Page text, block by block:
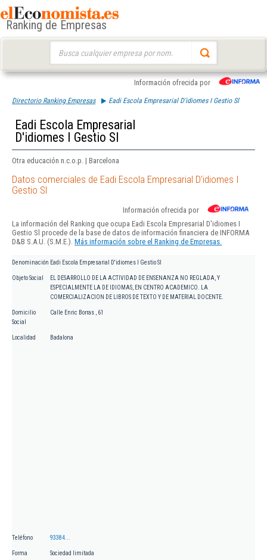
Ranking de Empresas
Información ofrecida por
Directorio Ranking Empresas Eadi Escola Empresarial D'idiomes I Gestio Sl
Eadi Escola Empresarial
D'idiomes I Gestio Sl
Otra educación n.c.o.p. | Barcelona
Datos comerciales de Eadi Escola Empresarial D'idiomes I
Gestio Sl
Información ofrecida por
La información del Ranking que ocupa Eadi Escola Empresarial D'idiomes I
Gestio Sl procede de la base de datos de información financiera de INFORMA
D&B S.A.U. (S.M.E.). Más información sobre el Ranking de Empresas.
Denominación Eadi Escola Empresarial D'idiomes I Gestio Sl
Objeto Social
EL DESARROLLO DE LA ACTIVIDAD DE ENSENANZA NO REGLADA, Y
ESPECIALMENTE LA DE IDIOMAS, EN CENTRO ACADEMICO. LA
COMERCIALIZACION DE LIBROS DE TEXTO Y DE MATERIAL DOCENTE.
Domicilio
Social
Calle Enric Borras , 61
Localidad Badalona
Teléfono 93384...
Forma
Sociedad limitada